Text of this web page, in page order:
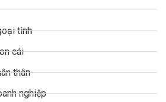
tình
cái
thân
nghiệp